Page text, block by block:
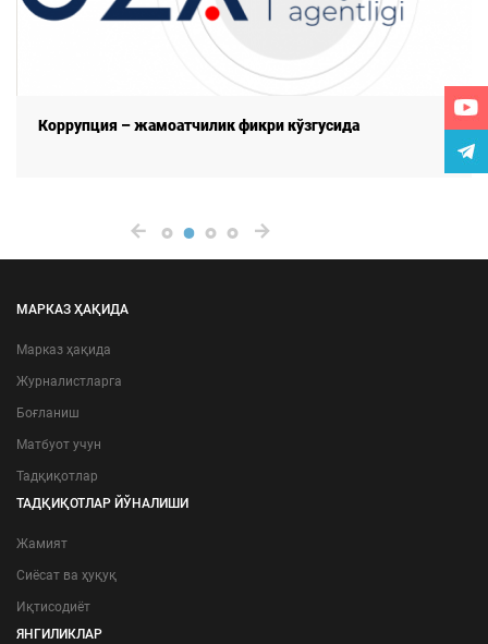
Коррупция – жамоатчилик фикри кўзгусида
МАРКАЗ ҲАҚИДА
Марказ ҳақида
Журналистларга
Боғланиш
Матбуот учун
Тадқиқотлар
ТАДҚИҚОТЛАР ЙЎНАЛИШИ
Жамият
Сиёсат ва ҳуқуқ
Иқтисодиёт
ЯНГИЛИКЛАР